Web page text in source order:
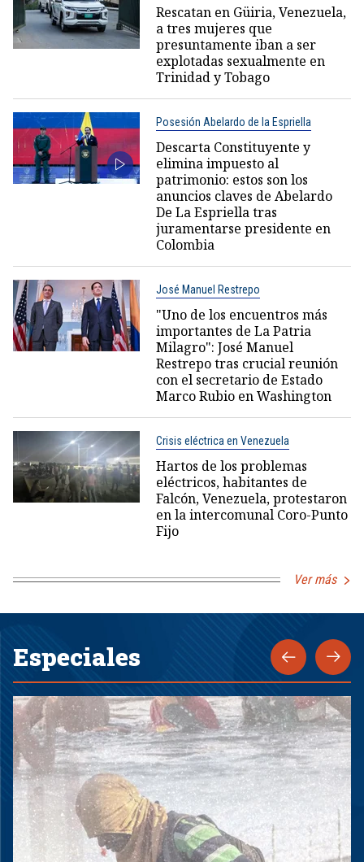
Rescatan en Güiria, Venezuela,
a tres mujeres que
presuntamente iban a ser
explotadas sexualmente en
Trinidad y Tobago
Posesión Abelardo de la Espriella
Descarta Constituyente y
elimina impuesto al
patrimonio: estos son los
anuncios claves de Abelardo
De La Espriella tras
juramentarse presidente en
Colombia
José Manuel Restrepo
"Uno de los encuentros más
importantes de La Patria
Milagro": José Manuel
Restrepo tras crucial reunión
con el secretario de Estado
Marco Rubio en Washington
Crisis eléctrica en Venezuela
Hartos de los problemas
eléctricos, habitantes de
Falcón, Venezuela, protestaron
en la intercomunal Coro-Punto
Fijo
Ver más
Especiales